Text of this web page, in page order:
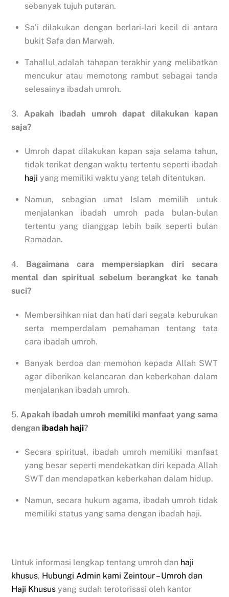
sebanyak tujuh putaran.
Sa’i dilakukan dengan berlari-lari kecil di antara
bukit Safa dan Marwah.
Tahallul adalah tahapan terakhir yang melibatkan
mencukur atau memotong rambut sebagai tanda
selesainya ibadah umroh.
3.Apakah ibadah umroh dapat dilakukan kapan
saja?
Umroh dapat dilakukan kapan saja selama tahun,
tidak terikat dengan waktu tertentu seperti ibadah
haji yang memiliki waktu yang telah ditentukan.
Namun, sebagian umat Islam memilih untuk
menjalankan ibadah umroh pada bulan-bulan
tertentu yang dianggap lebih baik seperti bulan
Ramadan.
4. Bagaimana cara mempersiapkan diri secara
mental dan spiritual sebelum berangkat ke tanah
suci?
Membersihkan niat dan hati dari segala keburukan
serta memperdalam pemahaman tentang tata
cara ibadah umroh.
Banyak berdoa dan memohon kepada Allah SWT
agar diberikan kelancaran dan keberkahan dalam
menjalankan ibadah umroh.
5.Apakah ibadah umroh memiliki manfaat yang sama
dengan ibadah haji?
Secara spiritual, ibadah umroh memiliki manfaat
yang besar seperti mendekatkan diri kepada Allah
SWT dan mendapatkan keberkahan dalam hidup.
Namun, secara hukum agama, ibadah umroh tidak
memiliki status yang sama dengan ibadah haji.
Untuk informasi lengkap tentang umroh dan haji
khusus, Hubungi Admin kami Zeintour – Umroh dan
Haji Khusus yang sudah terotorisasi oleh kantor